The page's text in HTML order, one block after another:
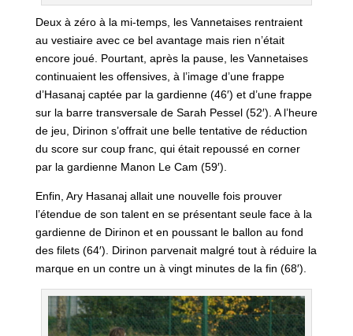
Deux à zéro à la mi-temps, les Vannetaises rentraient
au vestiaire avec ce bel avantage mais rien n’était
encore joué. Pourtant, après la pause, les Vannetaises
continuaient les offensives, à l’image d’une frappe
d’Hasanaj captée par la gardienne (46′) et d’une frappe
sur la barre transversale de Sarah Pessel (52′). A l’heure
de jeu, Dirinon s’offrait une belle tentative de réduction
du score sur coup franc, qui était repoussé en corner
par la gardienne Manon Le Cam (59′).
Enfin, Ary Hasanaj allait une nouvelle fois prouver
l’étendue de son talent en se présentant seule face à la
gardienne de Dirinon et en poussant le ballon au fond
des filets (64′). Dirinon parvenait malgré tout à réduire la
marque en un contre un à vingt minutes de la fin (68′).